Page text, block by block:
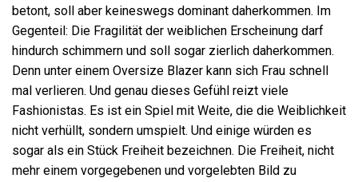
betont, soll aber keineswegs dominant daherkommen. Im
Gegenteil: Die Fragilität der weiblichen Erscheinung darf
hindurch schimmern und soll sogar zierlich daherkommen.
Denn unter einem Oversize Blazer kann sich Frau schnell
mal verlieren. Und genau dieses Gefühl reizt viele
Fashionistas. Es ist ein Spiel mit Weite, die die Weiblichkeit
nicht verhüllt, sondern umspielt. Und einige würden es
sogar als ein Stück Freiheit bezeichnen. Die Freiheit, nicht
mehr einem vorgegebenen und vorgelebten Bild zu